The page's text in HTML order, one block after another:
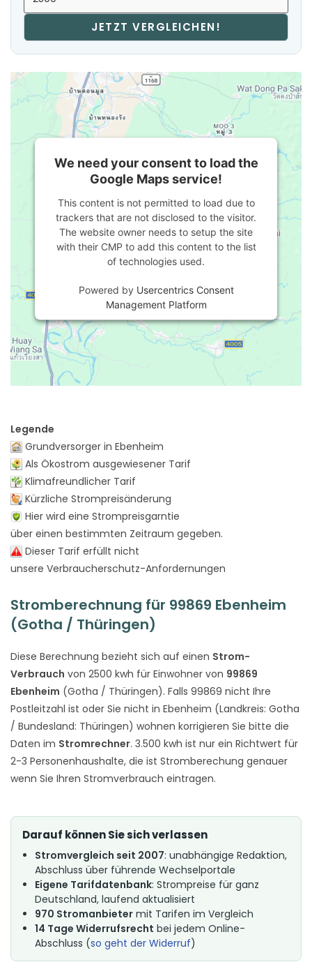
JETZT VERGLEICHEN!
We need your consent to load the
Google Maps service!
This content is not permitted to load due to
trackers that are not disclosed to the visitor.
The website owner needs to setup the site
with their CMP to add this content to the list
of technologies used.
Powered by Usercentrics Consent
Management Platform
Legende
Grundversorger in Ebenheim
Als Ökostrom ausgewiesener Tarif
Klimafreundlicher Tarif
Kürzliche Strompreisänderung
Hier wird eine Strompreisgarntie
über einen bestimmten Zeitraum gegeben.
Dieser Tarif erfüllt nicht
unsere Verbraucherschutz-Anfordernungen
Stromberechnung für 99869 Ebenheim
(Gotha / Thüringen)
Diese Berechnung bezieht sich auf einen Strom-
Verbrauch von 2500 kwh für Einwohner von 99869
Ebenheim (Gotha / Thüringen). Falls 99869 nicht Ihre
Postleitzahl ist oder Sie nicht in Ebenheim (Landkreis: Gotha
/ Bundesland: Thüringen) wohnen korrigieren Sie bitte die
Daten im Stromrechner. 3.500 kwh ist nur ein Richtwert für
2-3 Personenhaushalte, die ist Stromberechung genauer
wenn Sie Ihren Stromverbrauch eintragen.
Darauf können Sie sich verlassen
Stromvergleich seit 2007: unabhängige Redaktion,
Abschluss über führende Wechselportale
Eigene Tarifdatenbank: Strompreise für ganz
Deutschland, laufend aktualisiert
970 Stromanbieter mit Tarifen im Vergleich
14 Tage Widerrufsrecht bei jedem Online-
Abschluss (so geht der Widerruf)